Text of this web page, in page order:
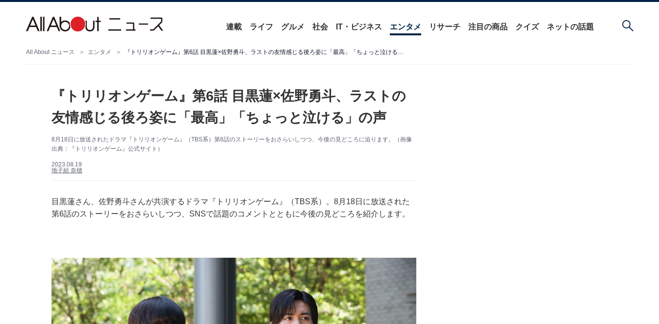
連載 ライフ グルメ 社会 IT・ビジネス エンタメ リサーチ 注目の商品 クイズ ネットの話題
All About ニュース エンタメ 『トリリオンゲーム』第6話 目黒蓮×佐野勇斗、ラストの友情感じる後ろ姿に「最高」「ちょっと泣ける」の声
『トリリオンゲーム』第6話 目黒蓮×佐野勇斗、ラストの
友情感じる後ろ姿に「最高」「ちょっと泣ける」の声
8月18日に放送されたドラマ『トリリオンゲーム』（TBS系）第6話のストーリーをおさらいしつつ、今後の見どころに迫ります。（画像
出典：『トリリオンゲーム』公式サイト）
2023.08.19
地子給 奈穂
目黒蓮さん、佐野勇斗さんが共演するドラマ『トリリオンゲーム』（TBS系）。8月18日に放送された
第6話のストーリーをおさらいしつつ、SNSで話題のコメントとともに今後の見どころを紹介します。